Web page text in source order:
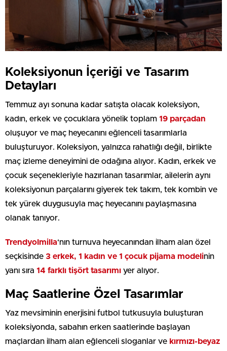
Koleksiyonun İçeriği ve Tasarım
Detayları
Temmuz ayı sonuna kadar satışta olacak koleksiyon,
kadın, erkek ve çocuklara yönelik toplam 19 parçadan
oluşuyor ve maç heyecanını eğlenceli tasarımlarla
buluşturuyor. Koleksiyon, yalnızca rahatlığı değil, birlikte
maç izleme deneyimini de odağına alıyor. Kadın, erkek ve
çocuk seçenekleriyle hazırlanan tasarımlar, ailelerin aynı
koleksiyonun parçalarını giyerek tek takım, tek kombin ve
tek yürek duygusuyla maç heyecanını paylaşmasına
olanak tanıyor.
Trendyolmilla‘nın turnuva heyecanından ilham alan özel
seçkisinde 3 erkek, 1 kadın ve 1 çocuk pijama modelinin
yanı sıra 14 farklı tişört tasarımı yer alıyor.
Maç Saatlerine Özel Tasarımlar
Yaz mevsiminin enerjisini futbol tutkusuyla buluşturan
koleksiyonda, sabahın erken saatlerinde başlayan
maçlardan ilham alan eğlenceli sloganlar ve kırmızı-beyaz